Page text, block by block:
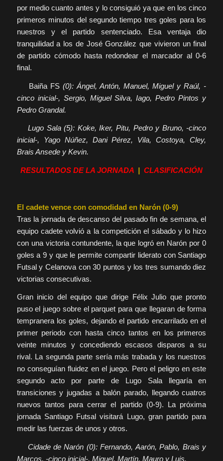
por medio cuanto antes y lo consiguió ya que en los cinco
primeros minutos del segundo tiempo tres goles para los
nuestros y el partido sentenciado. Esa ventaja dio
tranquilidad a los de José González que vivieron un final
de partido cómodo hasta redondear el marcador al 0-6
final.
Baiña FS(0): Ángel, Antón, Manuel, Miguel y Raúl, -
cinco inicial-, Sergio, Miguel Silva, Iago, Pedro Pintos y
Pedro Grandal.
Lugo Sala (5): Koke, Iker, Pitu, Pedro y Bruno, -cinco
inicial-, Yago Núñez, Dani Pérez, Vila, Costoya, Cley,
Brais Ansede y Kevin.
RESULTADOS DE LA JORNADA| CLASIFICACIÓN
El cadete vence con comodidad en Narón (0-9)
Tras la jornada de descanso del pasado fin de semana, el
equipo cadete volvió a la competición el sábado y lo hizo
con una victoria contundente, la que logró en Narón por 0
goles a 9 y que le permite compartir liderato con Santiago
Futsal y Celanova con 30 puntos y los tres sumando diez
victorias consecutivas.
Gran inicio del equipo que dirige Félix Julio que pronto
puso el juego sobre el parquet para que llegaran de forma
tempranera los goles, dejando el partido encarrilado en el
primer periodo con hasta cinco tantos en los primeros
veinte minutos y concediendo escasos disparos a su
rival. La segunda parte sería más trabada y los nuestros
no conseguían fluidez en el juego. Pero el peligro en este
segundo acto por parte de Lugo Sala llegaría en
transiciones y jugadas a balón parado, llegando cuatros
nuevos tantos para cerrar el partido (0-9). La próxima
jornada Santiago Futsal visitará Lugo, gran partido para
medir las fuerzas de unos y otros.
Cidade de Narón (0): Fernando, Aarón, Pablo, Brais y
Marcos, -cinco inicial-, Miguel, Martín, Mauro y Luis.